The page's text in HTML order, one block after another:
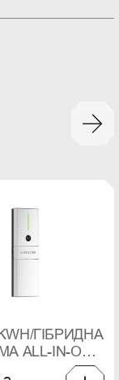
ГІБРИДНА
ALL-IN-ONE
IPOWER